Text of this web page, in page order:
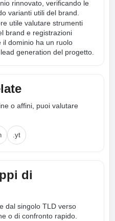
rinnovato, verificando le
varianti utili del brand.
utile valutare strumenti
brand e registrazioni
il dominio ha un ruolo
generation del progetto.
o affini, puoi valutare
.yt
di
dal singolo TLD verso
o di confronto rapido.